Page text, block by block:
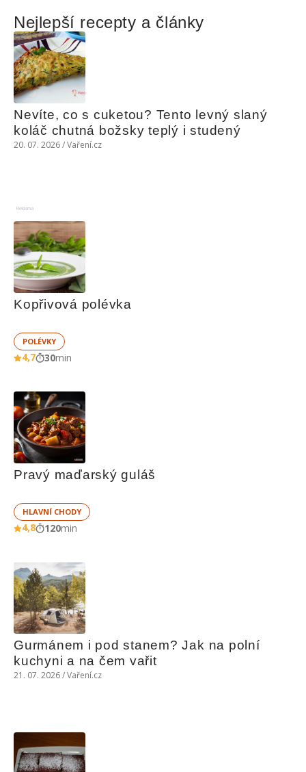
Nejlepší recepty a články
Nevíte, co s cuketou? Tento levný slaný
koláč chutná božsky teplý i studený
20. 07. 2026 / Vaření.cz
Reklama
Kopřivová polévka
POLÉVKY
4,7 30min
Pravý maďarský guláš
HLAVNÍ CHODY
4,8 120min
Gurmánem i pod stanem? Jak na polní
kuchyni a na čem vařit
21. 07. 2026 / Vaření.cz